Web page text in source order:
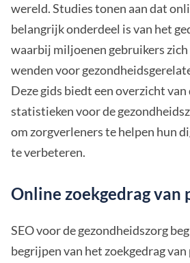
wereld. Studies tonen aan dat
belangrijk onderdeel is van het
waarbij miljoenen gebruikers
wenden voor
Deze gids biedt een overzicht
statistieken voor de
om zorgverleners te helpen hun
te verbeteren.
Online zoekgedrag van
SEO voor de gezondheidszorg
begrijpen van het zoekgedrag